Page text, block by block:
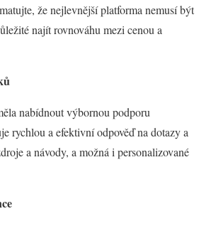
že nejlevnější platforma nemusí být
najít rovnováhu mezi cenou a
nabídnout výbornou podporu
rychlou a efektivní odpověď na dotazy a
a návody, a možná i personalizované